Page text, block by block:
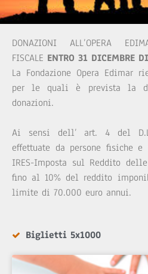
DONAZIONI ALL’OPERA
FISCALE ENTRO 31 DICEMBRE
La Fondazione Opera Edimar
per le quali è prevista la
donazioni.
Ai sensi dell’ art. 4 del
effettuate da persone fisiche
IRES-Imposta sul Reddito
fino al 10% del reddito
limite di 70.000 euro annui.
Biglietti 5x1000